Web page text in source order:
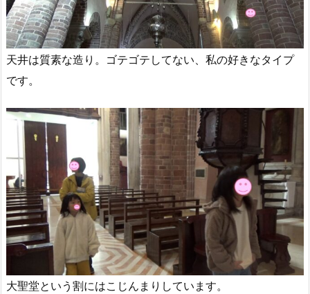
天井は質素な造り。ゴテゴテしてない、私の好きなタイプ
です。
大聖堂という割にはこじんまりしています。